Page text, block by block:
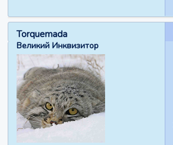
Torquemada
Великий Инквизитор